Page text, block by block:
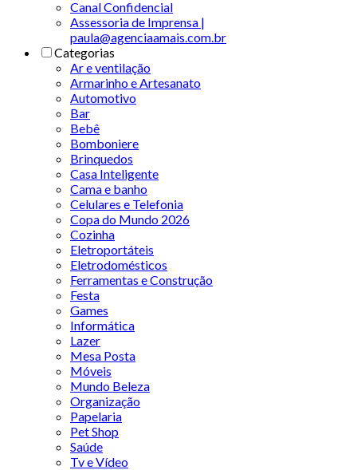
Canal Confidencial
Assessoria de Imprensa |
paula@agenciaamais.com.br
Categorias
Ar e ventilação
Armarinho e Artesanato
Automotivo
Bar
Bebê
Bomboniere
Brinquedos
Casa Inteligente
Cama e banho
Celulares e Telefonia
Copa do Mundo 2026
Cozinha
Eletroportáteis
Eletrodomésticos
Ferramentas e Construção
Festa
Games
Informática
Lazer
Mesa Posta
Móveis
Mundo Beleza
Organização
Papelaria
Pet Shop
Saúde
Tv e Vídeo